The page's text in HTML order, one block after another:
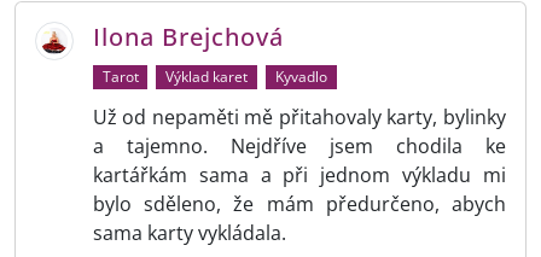
Ilona Brejchová
Tarot Výklad karet Kyvadlo
Už od nepaměti mě přitahovaly karty, bylinky
a tajemno. Nejdříve jsem chodila ke
kartářkám sama a při jednom výkladu mi
bylo sděleno, že mám předurčeno, abych
sama karty vykládala.